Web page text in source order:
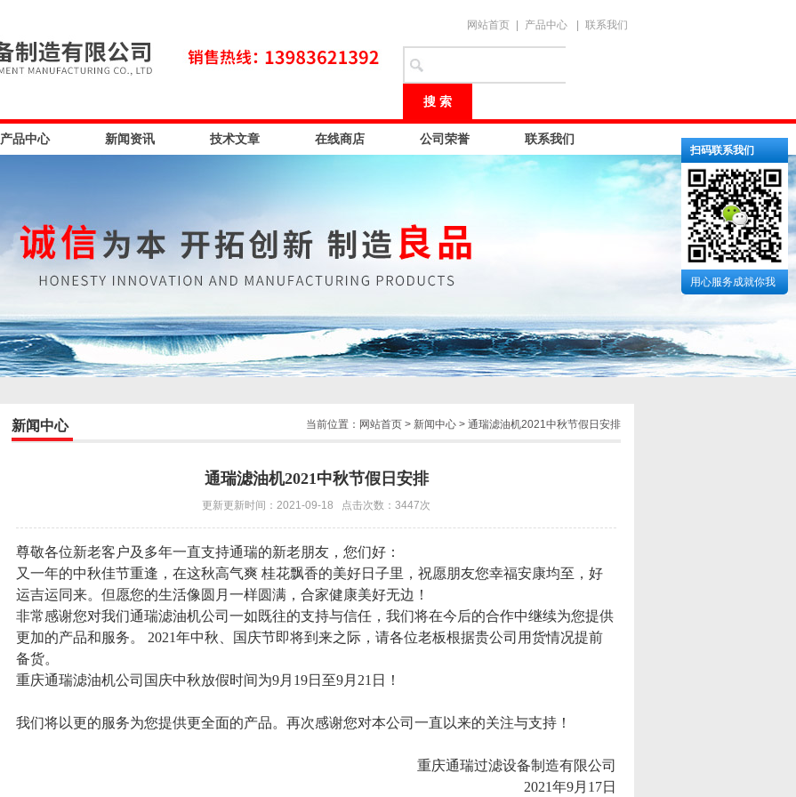
网站首页 产品中心 联系我们
产品中心 新闻资讯 技术文章 在线商店 公司荣誉 联系我们
当前位置： 网站首页 > 新闻中心 > 通瑞滤油机2021中秋节假日安排
新闻中心
通瑞滤油机2021中秋节假日安排
更新更新时间：2021-09-18 点击次数：3447次
尊敬各位新老客户及多年一直支持通瑞的新老朋友，您们好：
又一年的中秋佳节重逢，在这秋高气爽 桂花飘香的美好日子里，祝愿朋友您幸福安康均至，好
运吉运同来。但愿您的生活像圆月一样圆满，合家健康美好无边！
非常感谢您对我们通瑞滤油机公司一如既往的支持与信任，我们将在今后的合作中继续为您提供
更加的产品和服务。 2021年中秋、国庆节即将到来之际，请各位老板根据贵公司用货情况提前
备货。
重庆通瑞滤油机公司国庆中秋放假时间为9月19日至9月21日！
我们将以更的服务为您提供更全面的产品。再次感谢您对本公司一直以来的关注与支持！
重庆通瑞过滤设备制造有限公司
2021年9月17日
扫码联系我们
用心服务成就你我